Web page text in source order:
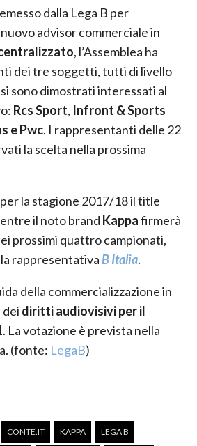
dalla Lega B per
advisor commerciale in
, l’Assemblea ha
dei tre soggetti, tutti di livello
sono dimostrati interessati al
Rcs Sport, Infront & Sports
e Pwc. I rappresentanti delle 22
la scelta nella prossima
la stagione 2017/18 il title
il noto brand Kappafirmerà
prossimi quattro campionati,
rappresentativaB Italia.
della commercializzazione in
diritti audiovisivi per il
. La votazione è prevista nella
(fonte: LegaB)
CONTE.IT KAPPA LEGA B